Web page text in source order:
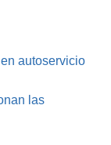
autoservicio
las